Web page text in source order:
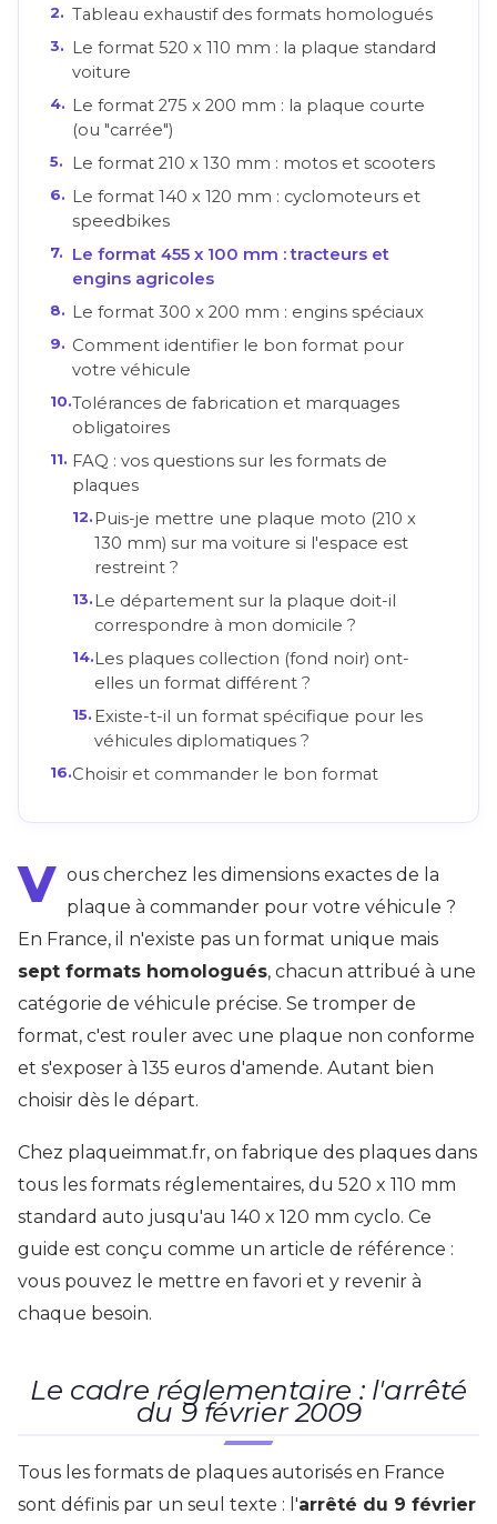
Tableau exhaustif des formats homologués
Le format 520 x 110 mm : la plaque standard
voiture
Le format 275 x 200 mm : la plaque courte
(ou "carrée")
Le format 210 x 130 mm : motos et scooters
Le format 140 x 120 mm : cyclomoteurs et
speedbikes
Le format 455 x 100 mm : tracteurs et
engins agricoles
Le format 300 x 200 mm : engins spéciaux
Comment identifier le bon format pour
votre véhicule
Tolérances de fabrication et marquages
obligatoires
FAQ : vos questions sur les formats de
plaques
Puis-je mettre une plaque moto (210 x
130 mm) sur ma voiture si l'espace est
restreint ?
Le département sur la plaque doit-il
correspondre à mon domicile ?
Les plaques collection (fond noir) ont-
elles un format différent ?
Existe-t-il un format spécifique pour les
véhicules diplomatiques ?
Choisir et commander le bon format
V ous cherchez les dimensions exactes de la
plaque à commander pour votre véhicule ?
En France, il n'existe pas un format unique mais
sept formats homologués, chacun attribué à une
catégorie de véhicule précise. Se tromper de
format, c'est rouler avec une plaque non conforme
et s'exposer à 135 euros d'amende. Autant bien
choisir dès le départ.
Chez plaqueimmat.fr, on fabrique des plaques dans
tous les formats réglementaires, du 520 x 110 mm
standard auto jusqu'au 140 x 120 mm cyclo. Ce
guide est conçu comme un article de référence :
vous pouvez le mettre en favori et y revenir à
chaque besoin.
Le cadre réglementaire : l'arrêté
du 9 février 2009
Tous les formats de plaques autorisés en France
sont définis par un seul texte : l'arrêté du 9 février